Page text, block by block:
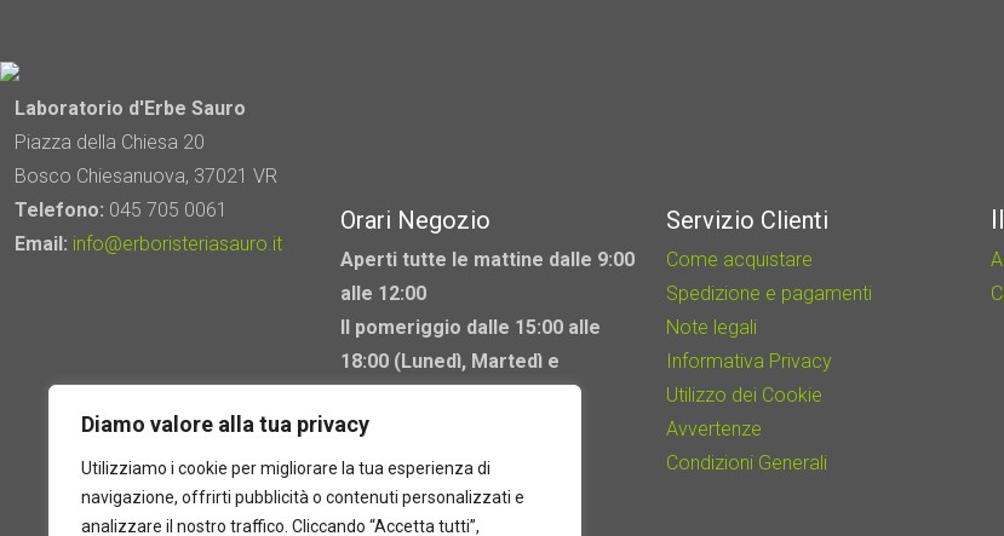
Diamo valore alla tua privacy
Utilizziamo i cookie per migliorare la tua esperienza di
navigazione, offrirti pubblicità o contenuti personalizzati e
analizzare il nostro traffico. Cliccando “Accetta tutti”,
Laboratorio d'Erbe Sauro
Piazza della Chiesa 20
Bosco Chiesanuova, 37021 VR
Telefono: 045 705 0061
Email: info@erboristeriasauro.it
Orari Negozio
Aperti tutte le mattine dalle 9:00
alle 12:00
Il pomeriggio dalle 15:00 alle
18:00 (Lunedì, Martedì e
Servizio Clienti
Come acquistare
Spedizione e pagamenti
Note legali
Informativa Privacy
Utilizzo dei Cookie
Avvertenze
Condizioni Generali